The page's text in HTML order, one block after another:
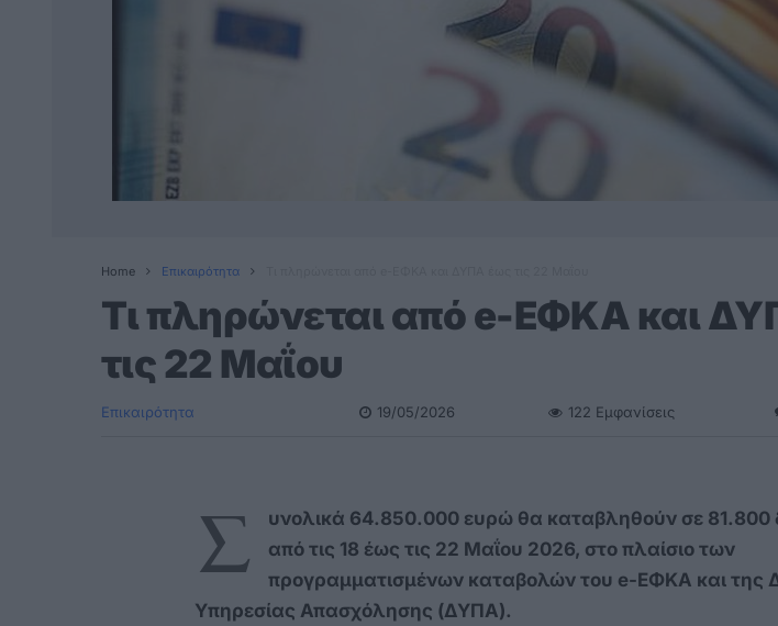
Home Επικαιρότητα
Τι πληρώνεται από e-ΕΦΚΑ και
τις 22 Μαΐου
Επικαιρότητα 19/05/2026 122 Εμφανίσεις
Σ
υνολικά 64.850.000 ευρώ θα καταβληθούν σε 81.800
από τις 18 έως τις 22 Μαΐου 2026, στο πλαίσιο των
προγραμματισμένων καταβολών του e-ΕΦΚΑ και της
Υπηρεσίας Απασχόλησης (ΔΥΠΑ).